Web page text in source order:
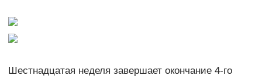
Шестнадцатая неделя завершает окончание 4-го